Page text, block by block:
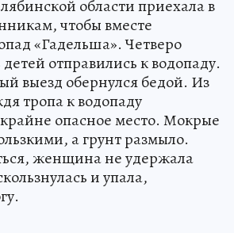
произошел вчера вечером.
области приехала в
чтобы вместе
«Гадельша». Четверо
отправились к водопаду.
выезд обернулся бедой. Из
тропа к водопаду
опасное место. Мокрые
а грунт размыло.
женщина не удержала
и упала,